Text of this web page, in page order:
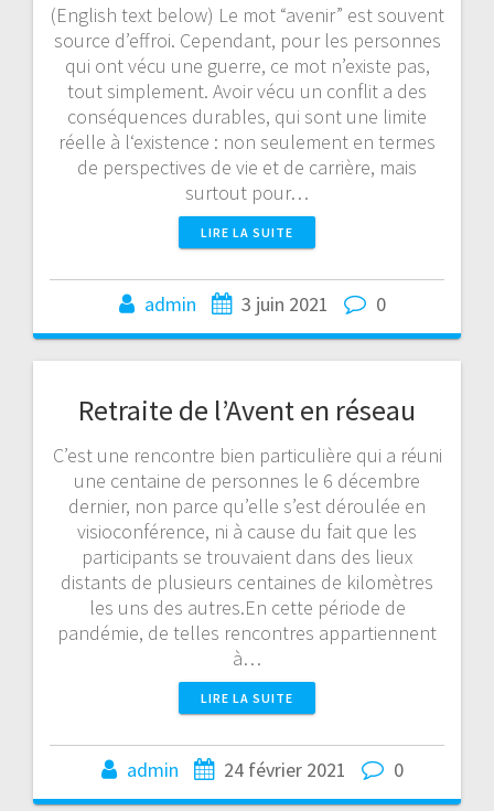
(English text below) Le mot “avenir” est souvent
source d’effroi. Cependant, pour les personnes
qui ont vécu une guerre, ce mot n’existe pas,
tout simplement. Avoir vécu un conflit a des
conséquences durables, qui sont une limite
réelle à l‘existence : non seulement en termes
de perspectives de vie et de carrière, mais
surtout pour…
LIRE LA SUITE
admin 3 juin 2021 0
Retraite de l’Avent en réseau
C’est une rencontre bien particulière qui a réuni
une centaine de personnes le 6 décembre
dernier, non parce qu’elle s’est déroulée en
visioconférence, ni à cause du fait que les
participants se trouvaient dans des lieux
distants de plusieurs centaines de kilomètres
les uns des autres.En cette période de
pandémie, de telles rencontres appartiennent
à…
LIRE LA SUITE
admin 24 février 2021 0